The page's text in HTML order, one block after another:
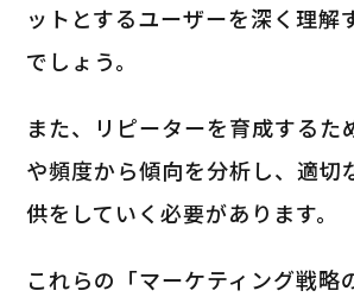
ットとするユーザーを深く理解
でしょう。
また、リピーターを育成するた
や頻度から傾向を分析し、適切
供をしていく必要があります。
これらの「マーケティング戦略